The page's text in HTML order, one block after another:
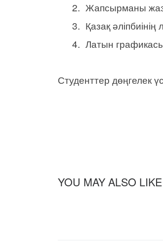
Жапсырманы
Қазақ
Латын
Студенттер дөңгелек
YOU MAY ALSO LIKE